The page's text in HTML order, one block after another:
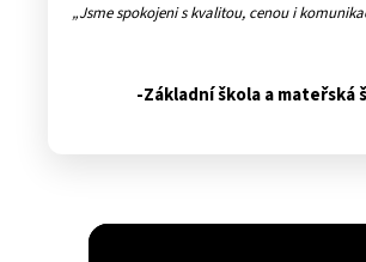
Jsme spokojeni s kvalitou, cenou i
-Základní škola a mateřská